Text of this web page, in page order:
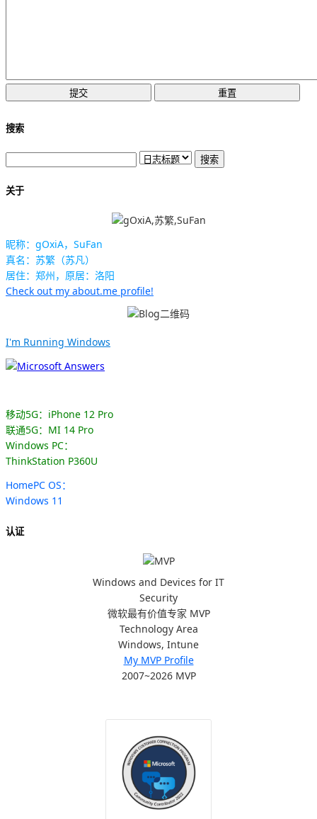
搜索
关于
昵称：gOxiA，SuFan
真名：苏繁（苏凡）
居住：郑州，原居：洛阳
Check out my about.me profile!
I'm Running Windows
移动5G：iPhone 12 Pro
联通5G：MI 14 Pro
Windows PC：
ThinkStation P360U
HomePC OS：
Windows 11
认证
Windows and Devices for IT
Security
微软最有价值专家 MVP
Technology Area
Windows, Intune
My MVP Profile
2007~2026 MVP